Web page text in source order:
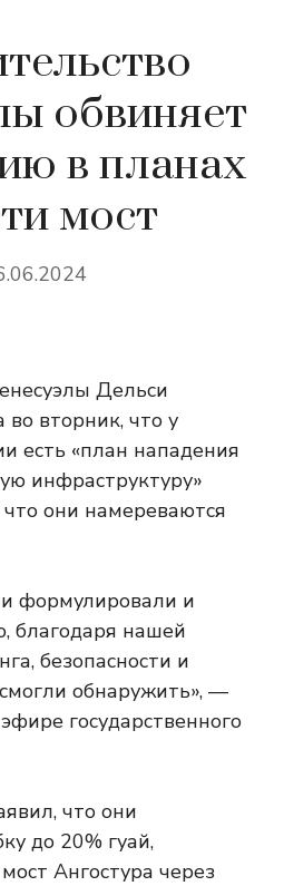
обвиняет
в планах
мост
Дельси
во вторник, что у
есть «план нападения
инфраструктуру»
они намереваются
формулировали и
благодаря нашей
безопасности и
обнаружить», —
государственного
что они
до 20% гуай,
Ангостура через